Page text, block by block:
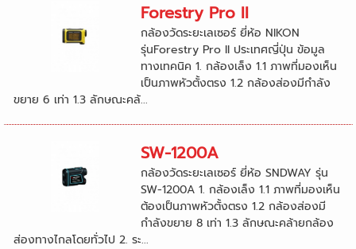
Forestry Pro II
กล้องวัดระยะเลเซอร์ ยี่ห้อ NIKON
รุ่นForestry Pro II ประเทศญี่ปุ่น ข้อมูล
ทางเทคนิค 1. กล้องเล็ง 1.1 ภาพที่มองเห็น
เป็นภาพหัวตั้งตรง 1.2 กล้องส่องมีกำลัง
ขยาย 6 เท่า 1.3 ลักษณะคล้...
SW-1200A
กล้องวัดระยะเลเซอร์ ยี่ห้อ SNDWAY รุ่น
SW-1200A 1. กล้องเล็ง 1.1 ภาพที่มองเห็น
ต้องเป็นภาพหัวตั้งตรง 1.2 กล้องส่องมี
กำลังขยาย 8 เท่า 1.3 ลักษณะคล้ายกล้อง
ส่องทางไกลโดยทั่วไป 2. ระ...